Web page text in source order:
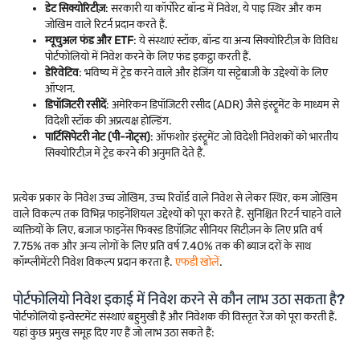
डेट सिक्योरिटीज़: सरकारी या कॉर्पोरेट बॉन्ड में निवेश, ये पाइ स्थिर और कम
जोखिम वाले रिटर्न प्रदान करते हैं.
म्यूचुअल फंड और ETF: ये संस्थाएं स्टॉक, बॉन्ड या अन्य सिक्योरिटीज़ के विविध
पोर्टफोलियो में निवेश करने के लिए फंड इकट्ठा करती हैं.
डेरिवेटिव: भविष्य में ट्रेड करने वाले और हेजिंग या सट्टेबाजी के उद्देश्यों के लिए
ऑप्शन.
डिपॉजिटरी रसीदें: अमेरिकन डिपॉजिटरी रसीद (ADR) जैसे इंस्ट्रूमेंट के माध्यम से
विदेशी स्टॉक की अप्रत्यक्ष होल्डिंग.
पार्टिसिपेटरी नोट (पी-नोट्स): ऑफशोर इंस्ट्रूमेंट जो विदेशी निवेशकों को भारतीय
सिक्योरिटीज़ में ट्रेड करने की अनुमति देते हैं.
प्रत्येक प्रकार के निवेश उच्च जोखिम, उच्च रिवॉर्ड वाले निवेश से लेकर स्थिर, कम जोखिम
वाले विकल्प तक विभिन्न फाइनेंशियल उद्देश्यों को पूरा करते हैं. सुनिश्चित रिटर्न चाहने वाले
व्यक्तियों के लिए, बजाज फाइनेंस फिक्स्ड डिपॉज़िट सीनियर सिटीज़न के लिए प्रति वर्ष
7.75% तक और अन्य लोगों के लिए प्रति वर्ष 7.40% तक की ब्याज दरों के साथ
कॉम्प्लीमेंटरी निवेश विकल्प प्रदान करता है.एफडी खोलें.
पोर्टफोलियो निवेश इकाई में निवेश करने से कौन लाभ उठा सकता है?
पोर्टफोलियो इन्वेस्टमेंट संस्थाएं बहुमुखी हैं और निवेशक की विस्तृत रेंज को पूरा करती हैं.
यहां कुछ प्रमुख समूह दिए गए हैं जो लाभ उठा सकते हैं: